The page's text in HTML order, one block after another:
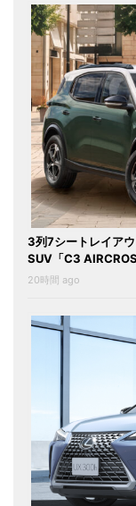
3列7シートレイア
SUV「C3
20時間 ago